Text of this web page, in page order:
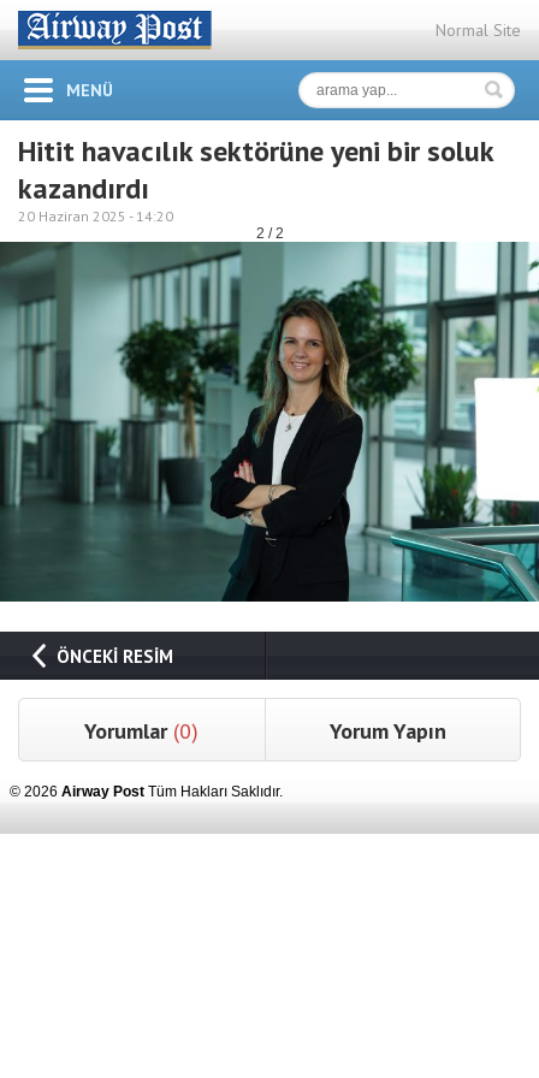
Normal Site
MENÜ
Hitit havacılık sektörüne yeni bir soluk
kazandırdı
20 Haziran 2025 - 14:20
2 / 2
ÖNCEKİ RESİM
Yorumlar (0) Yorum Yapın
© 2026 Airway Post Tüm Hakları Saklıdır.